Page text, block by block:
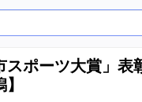
ポーツ大賞」表